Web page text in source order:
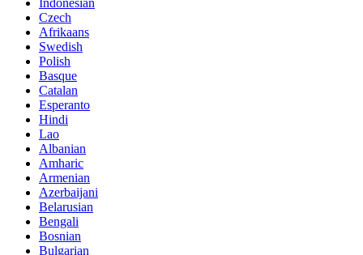
Indonesian
Czech
Afrikaans
Swedish
Polish
Basque
Catalan
Esperanto
Hindi
Lao
Albanian
Amharic
Armenian
Azerbaijani
Belarusian
Bengali
Bosnian
Bulgarian